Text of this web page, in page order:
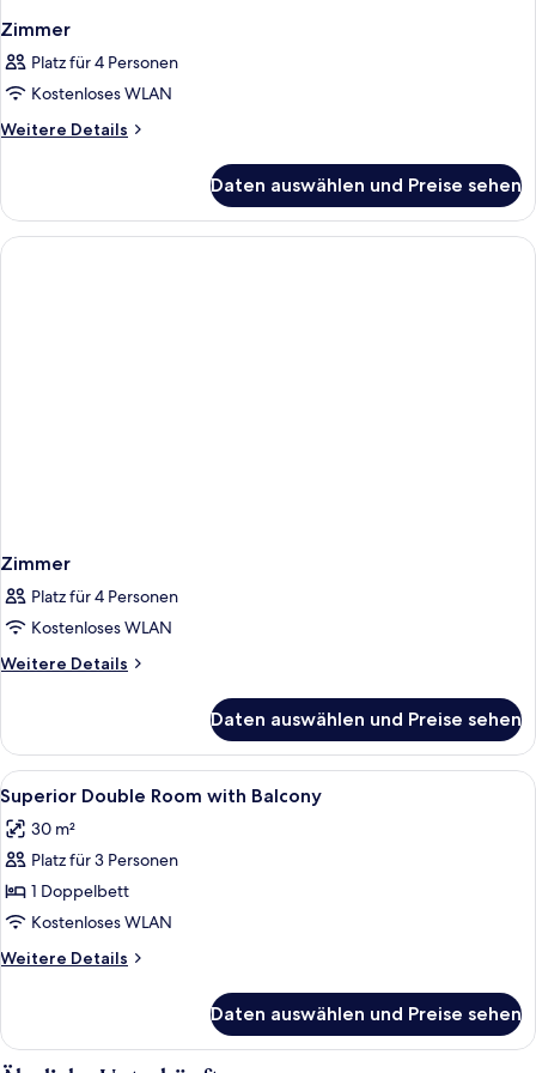
Zimmer
Platz für 4 Personen
Kostenloses WLAN
Weitere Details
Weitere
Daten auswählen und Preise sehen
Zimmer
Platz für 4 Personen
Kostenloses WLAN
Weitere Details
Weitere
Daten auswählen und Preise sehen
Alle
Fotos
für
Superior
Double
Room
with
Balcony
Ein modernes Hotelzimmer mit Bett,
4
Superior Double Room with Balcony
30 m²
Platz für 3 Personen
1 Doppelbett
Kostenloses WLAN
Weitere Details
Weitere
Double
Room
Daten auswählen und Preise sehen